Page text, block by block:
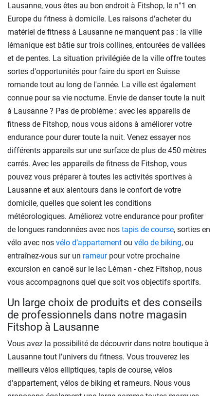
Lausanne, vous êtes au bon endroit à Fitshop, le n°1 en
Europe du fitness à domicile. Les raisons d'acheter du
matériel de fitness à Lausanne ne manquent pas : la ville
lémanique est bâtie sur trois collines, entourées de vallées
et de pentes. La situation privilégiée de la ville offre toutes
sortes d'opportunités pour faire du sport en Suisse
romande tout au long de l'année. La ville est également
connue pour sa vie nocturne. Envie de danser toute la nuit
à Lausanne ? Pas de problème : avec les appareils de
fitness de Fitshop, nous vous aidons à améliorer votre
endurance pour durer toute la nuit. Venez essayer nos
différents appareils sur une surface de plus de 450 mètres
carrés. Avec les appareils de fitness de Fitshop, vous
pouvez vous préparer à toutes les activités sportives à
Lausanne et aux alentours dans le confort de votre
domicile, quelles que soient les conditions
météorologiques. Améliorez votre endurance pour profiter
de longues randonnées avec nos tapis de course, sorties en
vélo avec nos vélo d’appartement ou vélo de biking, ou
entraînez-vous sur un rameurpour votre prochaine
excursion en canoë sur le lac Léman - chez Fitshop, nous
vous accompagnons quel que soit vos objectifs sportifs.
Un large choix de produits et des conseils
de professionnels dans notre magasin
Fitshop à Lausanne
Vous avez la possibilité de découvrir dans notre boutique à
Lausanne tout l’univers du fitness. Vous trouverez les
meilleurs vélos elliptiques, tapis de course, vélos
d'appartement, vélos de biking et rameurs. Nous vous